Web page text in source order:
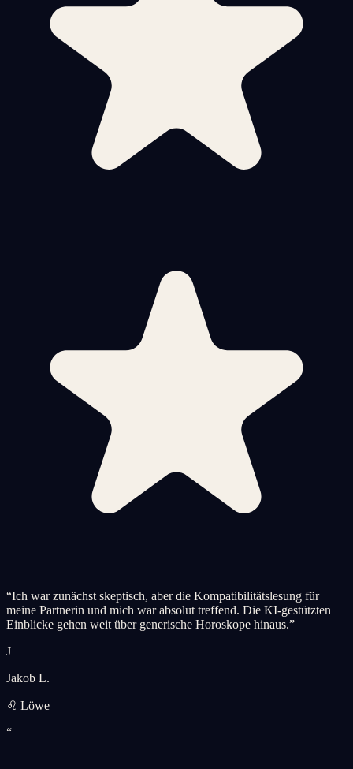
“Ich war zunächst skeptisch, aber die Kompatibilitätslesung für
meine Partnerin und mich war absolut treffend. Die KI-gestützten
Einblicke gehen weit über generische Horoskope hinaus.”
J
Jakob L.
♌ Löwe
“